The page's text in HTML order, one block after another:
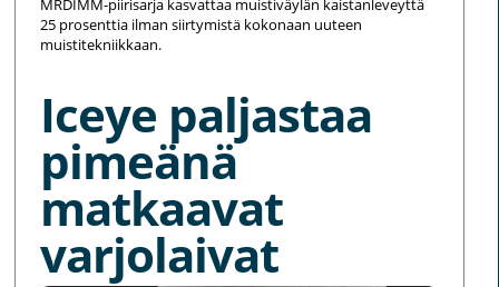
MRDIMM-piirisarja kasvattaa muistiväylän kaistanleveyttä
25 prosenttia ilman siirtymistä kokonaan uuteen
muistitekniikkaan.
Iceye paljastaa
pimeänä
matkaavat
varjolaivat